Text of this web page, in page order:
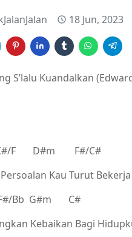
18 Jun, 2023
S’lalu Kuandalkan
F D#m F#/C#
Kau Turut Bekerja
G#m C#
Kebaikan Bagi